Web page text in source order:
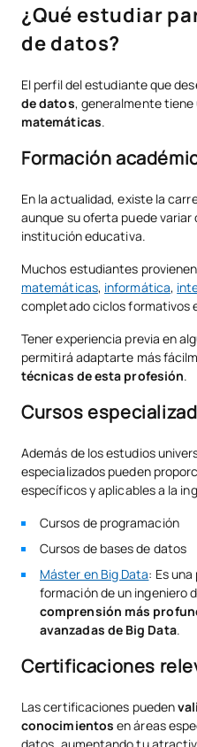
¿Qué estudiar
de datos?
El perfil del estudiante que
de datos, generalmente tiene
matemáticas.
Formación
En la actualidad, existe la
aunque su oferta puede variar
institución educativa.
Muchos estudiantes
matemáticas, informática,
completado ciclos formativos
Tener experiencia previa en
permitirá adaptarte más
técnicas de esta profesión.
Cursos
Además de los estudios
especializados pueden
específicos y aplicables a la
Cursos de programación
Cursos de bases de datos
Máster en Big Data: Es
formación de un ingeniero
comprensión más
avanzadas de Big Data.
Certificaciones
Las certificaciones pueden
conocimientos en áreas